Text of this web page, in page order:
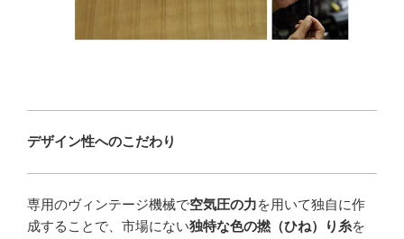
デザイン性へのこだわり
専用のヴィンテージ機械で空気圧の力を用いて独自に作
成することで、市場にない独特な色の撚（ひね）り糸を